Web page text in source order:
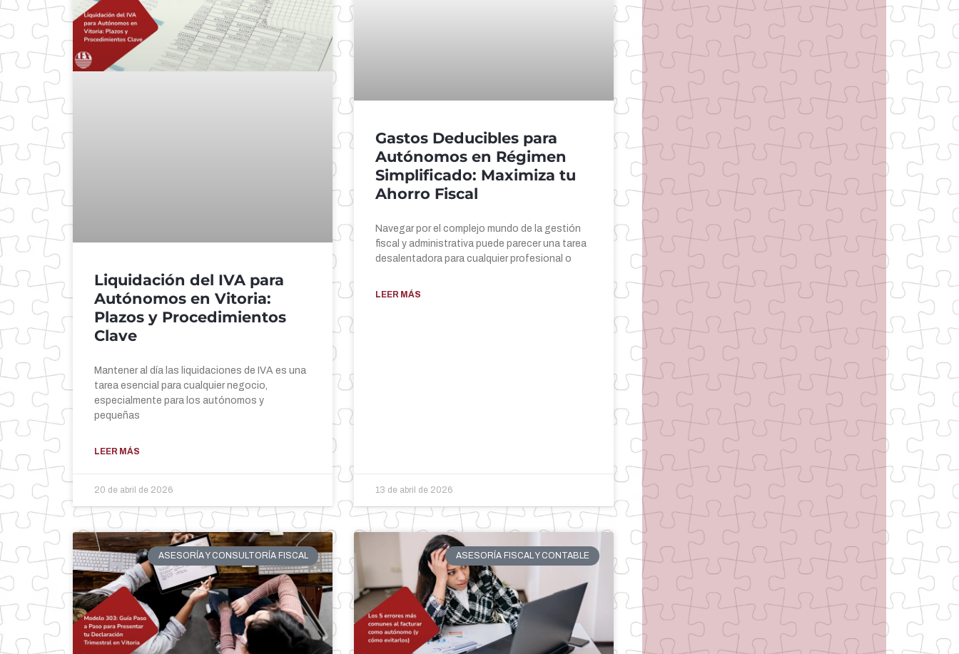
Liquidación del IVA para
Autónomos en Vitoria:
Plazos y Procedimientos
Clave
Mantener al día las liquidaciones de IVA es una
tarea esencial para cualquier negocio,
especialmente para los autónomos y
pequeñas
LEER MÁS
20 de abril de 2026
Gastos Deducibles para
Autónomos en Régimen
Simplificado: Maximiza tu
Ahorro Fiscal
Navegar por el complejo mundo de la gestión
fiscal y administrativa puede parecer una tarea
desalentadora para cualquier profesional o
LEER MÁS
13 de abril de 2026
ASESORÍA Y CONSULTORÍA FISCAL ASESORÍA FISCAL Y CONTABLE